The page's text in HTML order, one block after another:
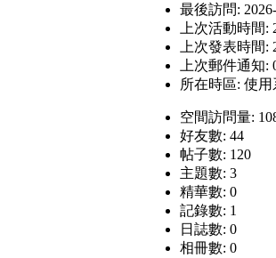
最後訪問:
上次活動時間:
上次發表時間:
上次郵件通知:
所在時區: 使
空間訪問量:
好友數: 44
帖子數: 120
主題數: 3
精華數: 0
記錄數: 1
日誌數: 0
相冊數: 0